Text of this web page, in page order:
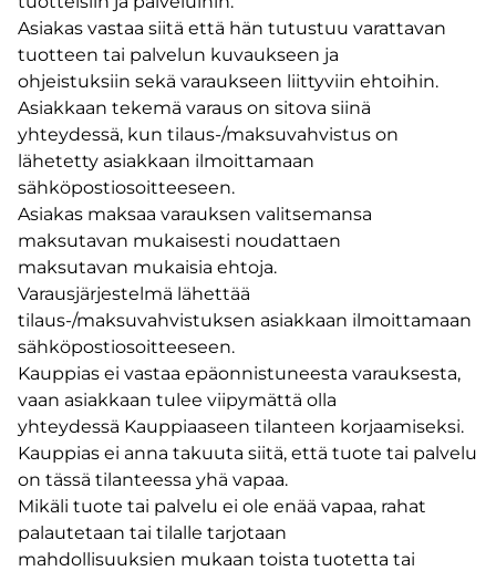
Asiakas vastaa siitä että hän tutustuu varattavan
tuotteen tai palvelun kuvaukseen ja
ohjeistuksiin sekä varaukseen liittyviin ehtoihin.
Asiakkaan tekemä varaus on sitova siinä
yhteydessä, kun tilaus-/maksuvahvistus on
lähetetty asiakkaan ilmoittamaan
sähköpostiosoitteeseen.
Asiakas maksaa varauksen valitsemansa
maksutavan mukaisesti noudattaen
maksutavan mukaisia ehtoja.
Varausjärjestelmä lähettää
tilaus-/maksuvahvistuksen asiakkaan ilmoittamaan
sähköpostiosoitteeseen.
Kauppias ei vastaa epäonnistuneesta varauksesta,
vaan asiakkaan tulee viipymättä olla
yhteydessä Kauppiaaseen tilanteen korjaamiseksi.
Kauppias ei anna takuuta siitä, että tuote tai palvelu
on tässä tilanteessa yhä vapaa.
Mikäli tuote tai palvelu ei ole enää vapaa, rahat
palautetaan tai tilalle tarjotaan
mahdollisuuksien mukaan toista tuotetta tai